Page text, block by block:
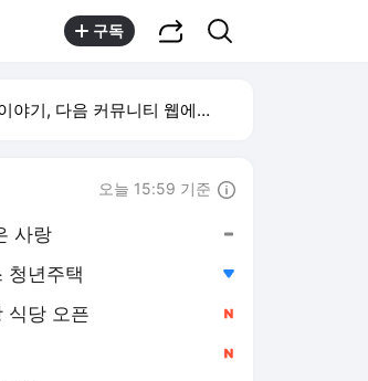
구독
기, 다음 커뮤니티 웹에서 보기
오늘 15:59 기준
사랑
청년주택
식당 오픈